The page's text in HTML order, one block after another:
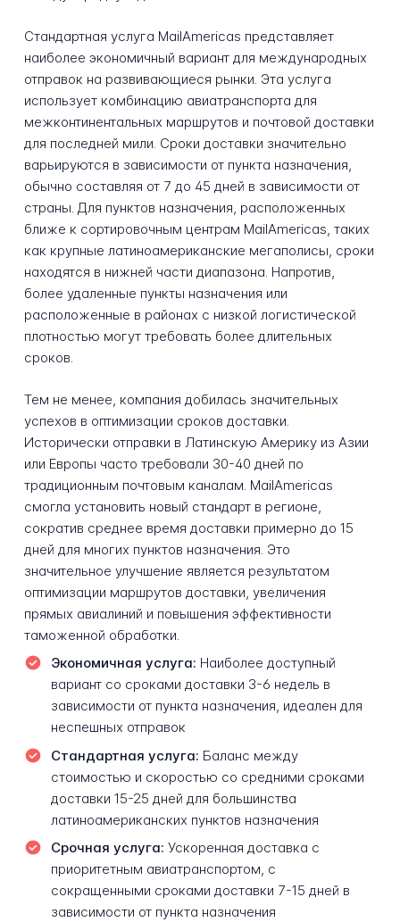
Стандартная услуга MailAmericas представляет
наиболее экономичный вариант для международных
отправок на развивающиеся рынки. Эта услуга
использует комбинацию авиатранспорта для
межконтинентальных маршрутов и почтовой доставки
для последней мили. Сроки доставки значительно
варьируются в зависимости от пункта назначения,
обычно составляя от 7 до 45 дней в зависимости от
страны. Для пунктов назначения, расположенных
ближе к сортировочным центрам MailAmericas, таких
как крупные латиноамериканские мегаполисы, сроки
находятся в нижней части диапазона. Напротив,
более удаленные пункты назначения или
расположенные в районах с низкой логистической
плотностью могут требовать более длительных
сроков.
Тем не менее, компания добилась значительных
успехов в оптимизации сроков доставки.
Исторически отправки в Латинскую Америку из Азии
или Европы часто требовали 30-40 дней по
традиционным почтовым каналам. MailAmericas
смогла установить новый стандарт в регионе,
сократив среднее время доставки примерно до 15
дней для многих пунктов назначения. Это
значительное улучшение является результатом
оптимизации маршрутов доставки, увеличения
прямых авиалиний и повышения эффективности
таможенной обработки.
Экономичная услуга: Наиболее доступный
вариант со сроками доставки 3-6 недель в
зависимости от пункта назначения, идеален для
неспешных отправок
Стандартная услуга: Баланс между
стоимостью и скоростью со средними сроками
доставки 15-25 дней для большинства
латиноамериканских пунктов назначения
Срочная услуга: Ускоренная доставка с
приоритетным авиатранспортом, с
сокращенными сроками доставки 7-15 дней в
зависимости от пункта назначения